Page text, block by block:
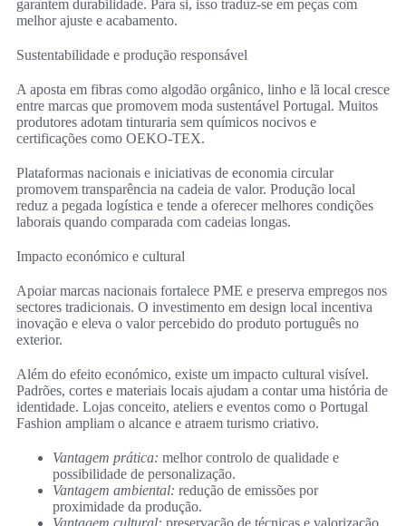
garantem durabilidade. Para si, isso traduz‑se em peças com
melhor ajuste e acabamento.
Sustentabilidade e produção responsável
A aposta em fibras como algodão orgânico, linho e lã local cresce
entre marcas que promovem moda sustentável Portugal. Muitos
produtores adotam tinturaria sem químicos nocivos e
certificações como OEKO‑TEX.
Plataformas nacionais e iniciativas de economia circular
promovem transparência na cadeia de valor. Produção local
reduz a pegada logística e tende a oferecer melhores condições
laborais quando comparada com cadeias longas.
Impacto económico e cultural
Apoiar marcas nacionais fortalece PME e preserva empregos nos
sectores tradicionais. O investimento em design local incentiva
inovação e eleva o valor percebido do produto português no
exterior.
Além do efeito económico, existe um impacto cultural visível.
Padrões, cortes e materiais locais ajudam a contar uma história de
identidade. Lojas conceito, ateliers e eventos como o Portugal
Fashion ampliam o alcance e atraem turismo criativo.
Vantagem prática: melhor controlo de qualidade e
possibilidade de personalização.
Vantagem ambiental: redução de emissões por
proximidade da produção.
Vantagem cultural: preservação de técnicas e valorização